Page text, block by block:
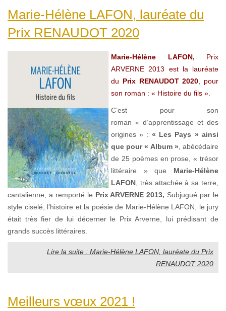
Marie-Hélène LAFON, lauréate du
Prix RENAUDOT 2020
Marie-Hélène LAFON, Prix
ARVERNE 2013 est la lauréate
du Prix RENAUDOT 2020 , pour
son roman : « Histoire du fils ».
C’est pour son
roman « d’apprentissage et des
origines » : « Les Pays » ainsi
que pour « Album » , abécédaire
de 25 poèmes en prose, « trésor
littéraire » que Marie-Hélène
LAFON , très attachée à sa terre,
cantalienne, a remporté le Prix ARVERNE 2013, Subjugué par le
style ciselé, l’histoire et la poésie de Marie-Hélène LAFON, le jury
était très fier de lui décerner le Prix Arverne, lui prédisant de
grands succès littéraires.
Lire la suite : Marie-Hélène LAFON, lauréate du Prix
RENAUDOT 2020
Meilleurs vœux 2021 !